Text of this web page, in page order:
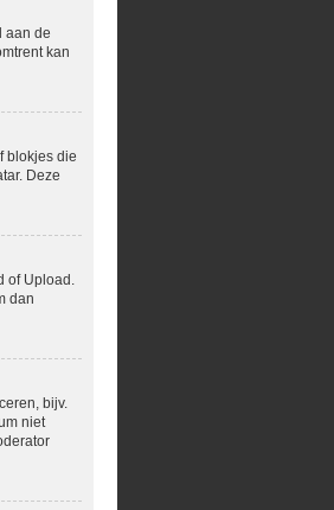
aan de
kan
blokjes die
Deze
of Upload.
dan
bijv.
niet